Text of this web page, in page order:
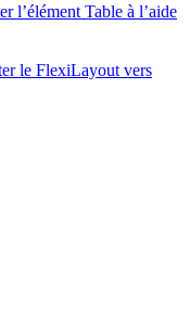
l’élément Table à l’aide
le FlexiLayout vers